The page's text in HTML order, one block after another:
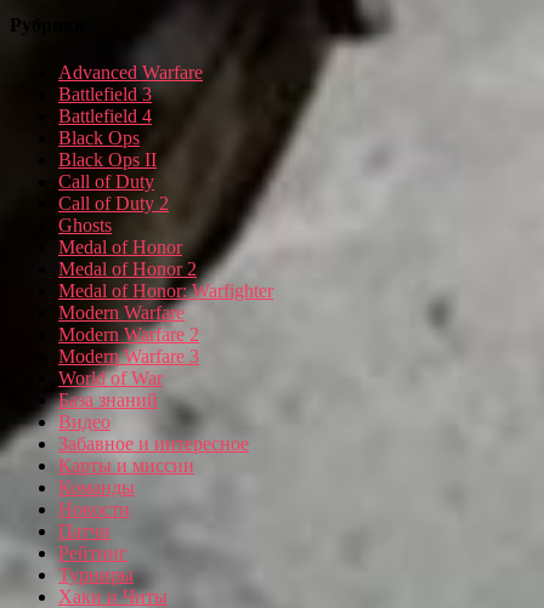
Рубрики
Advanced Warfare
Battlefield 3
Battlefield 4
Black Ops
Black Ops II
Call of Duty
Call of Duty 2
Ghosts
Medal of Honor
Medal of Honor 2
Medal of Honor: Warfighter
Modern Warfare
Modern Warfare 2
Modern Warfare 3
World of War
База знаний
Видео
Забавное и интересное
Карты и миссии
Команды
Новости
Патчи
Рейтинг
Турниры
Хаки и Читы